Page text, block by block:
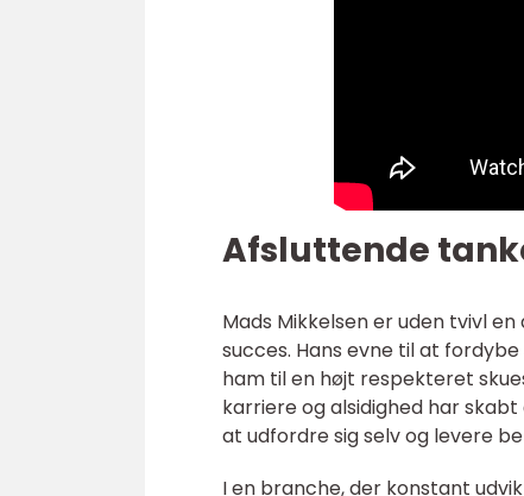
Afsluttende
Mads Mikkelsen er uden tvivl
succes. Hans evne til at
ham til en højt respekteret
karriere og alsidighed har
at udfordre sig selv og levere
I en branche, der konstant